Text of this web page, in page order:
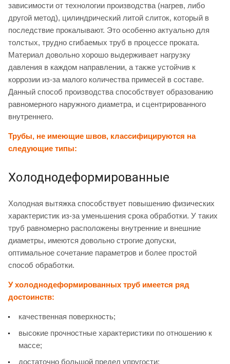
зависимости от технологии производства (нагрев, либо
другой метод), цилиндрический литой слиток, который в
последствие прокалывают. Это особенно актуально для
толстых, трудно сгибаемых труб в процессе проката.
Материал довольно хорошо выдерживает нагрузку
давления в каждом направлении, а также устойчив к
коррозии из-за малого количества примесей в составе.
Данный способ производства способствует образованию
равномерного наружного диаметра, и сцентрированного
внутреннего.
Трубы, не имеющие швов, классифицируются на
следующие типы:
Холоднодеформированные
Холодная вытяжка способствует повышению физических
характеристик из-за уменьшения срока обработки. У таких
труб равномерно расположены внутренние и внешние
диаметры, имеются довольно строгие допуски,
оптимальное сочетание параметров и более простой
способ обработки.
У холоднодеформированных труб имеется ряд
достоинств:
качественная поверхность;
высокие прочностные характеристики по отношению к
массе;
достаточно большой предел упругости;